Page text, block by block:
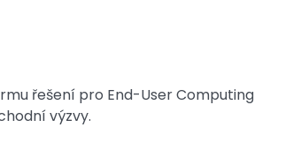
řešení pro End-User Computing
výzvy.